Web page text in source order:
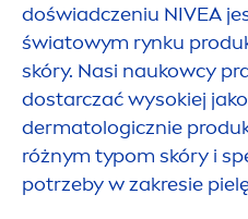
doświadczeniu NIVEA
światowym rynku
skóry. Nasi naukowcy
dostarczać wysokiej
dermatologicznie
różnym typom skóry i
potrzeby w zakresie